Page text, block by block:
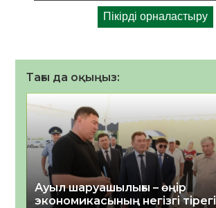
Тағы да оқыңыз:
Ауыл шаруашылығы – өңір
экономикасының негізгі тірегі